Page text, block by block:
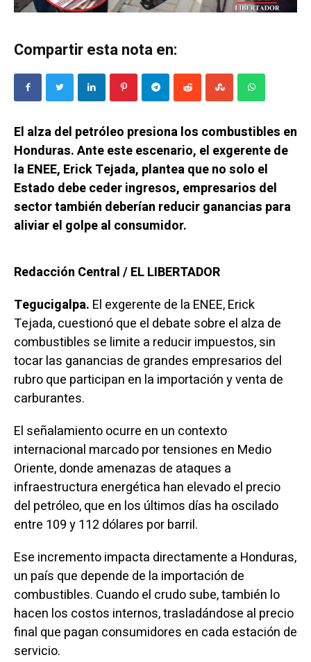
Compartir esta nota en:
El alza del petróleo presiona los combustibles en
Honduras. Ante este escenario, el exgerente de
la ENEE, Erick Tejada, plantea que no solo el
Estado debe ceder ingresos, empresarios del
sector también deberían reducir ganancias para
aliviar el golpe al consumidor.
Redacción Central / EL LIBERTADOR
Tegucigalpa. El exgerente de la ENEE, Erick
Tejada, cuestionó que el debate sobre el alza de
combustibles se limite a reducir impuestos, sin
tocar las ganancias de grandes empresarios del
rubro que participan en la importación y venta de
carburantes.
El señalamiento ocurre en un contexto
internacional marcado por tensiones en Medio
Oriente, donde amenazas de ataques a
infraestructura energética han elevado el precio
del petróleo, que en los últimos días ha oscilado
entre 109 y 112 dólares por barril.
Ese incremento impacta directamente a Honduras,
un país que depende de la importación de
combustibles. Cuando el crudo sube, también lo
hacen los costos internos, trasladándose al precio
final que pagan consumidores en cada estación de
servicio.